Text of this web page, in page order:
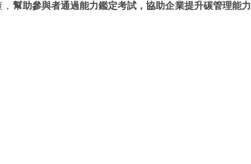
幫助參與者通過能力鑑定考試，協助企業提升碳管理能力